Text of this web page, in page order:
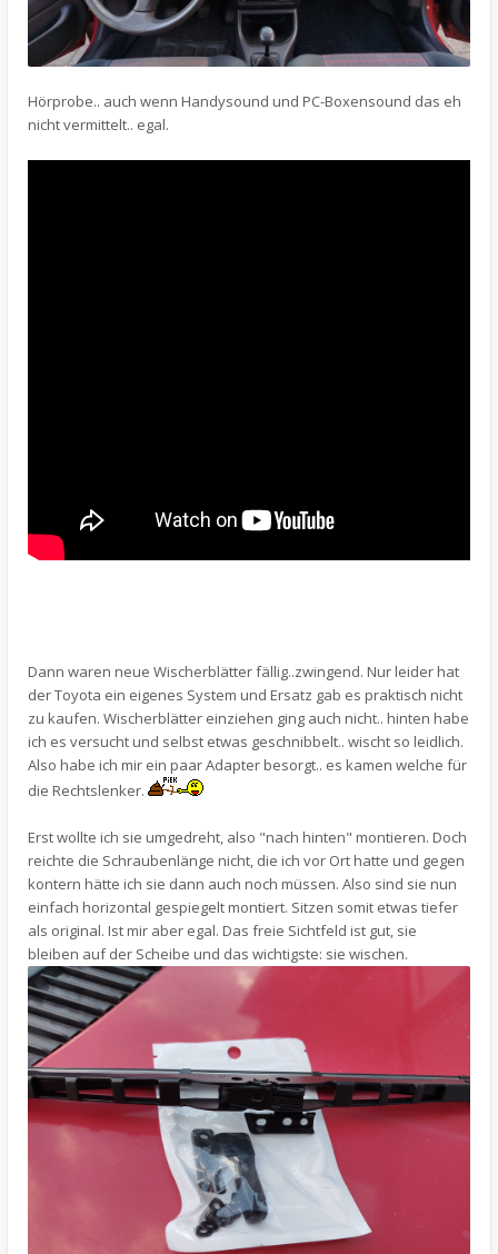
Hörprobe.. auch wenn Handysound und PC-Boxensound das eh
nicht vermittelt.. egal.
Dann waren neue Wischerblätter fällig..zwingend. Nur leider hat
der Toyota ein eigenes System und Ersatz gab es praktisch nicht
zu kaufen. Wischerblätter einziehen ging auch nicht.. hinten habe
ich es versucht und selbst etwas geschnibbelt.. wischt so leidlich.
Also habe ich mir ein paar Adapter besorgt.. es kamen welche für
die Rechtslenker.
Erst wollte ich sie umgedreht, also "nach hinten" montieren. Doch
reichte die Schraubenlänge nicht, die ich vor Ort hatte und gegen
kontern hätte ich sie dann auch noch müssen. Also sind sie nun
einfach horizontal gespiegelt montiert. Sitzen somit etwas tiefer
als original. Ist mir aber egal. Das freie Sichtfeld ist gut, sie
bleiben auf der Scheibe und das wichtigste: sie wischen.